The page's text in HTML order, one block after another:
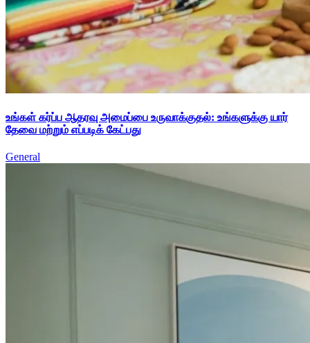
உங்கள் கர்ப்ப ஆதரவு அமைப்பை உருவாக்குதல்: உங்களுக்கு யார்
தேவை மற்றும் எப்படிக் கேட்பது
General